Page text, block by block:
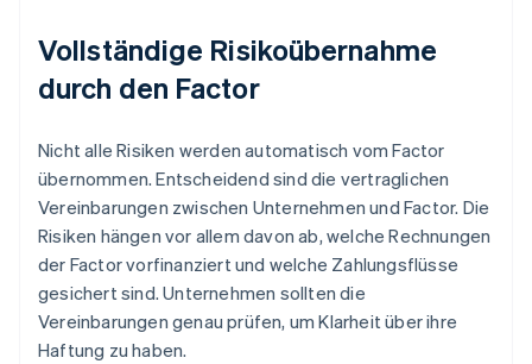
Vollständige Risikoübernahme
durch den Factor
Nicht alle Risiken werden automatisch vom Factor
übernommen. Entscheidend sind die vertraglichen
Vereinbarungen zwischen Unternehmen und Factor. Die
Risiken hängen vor allem davon ab, welche Rechnungen
der Factor vorfinanziert und welche Zahlungsflüsse
gesichert sind. Unternehmen sollten die
Vereinbarungen genau prüfen, um Klarheit über ihre
Haftung zu haben.